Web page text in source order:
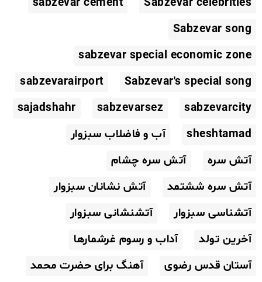
Sabzevar song
sabzevar special economic zone
Sabzevar's special song
sabzevarairport
sabzevarcity
sabzevarsez
sajadshahr
sheshtamad
آب و فاضلاب سبزوار
آتش سره
آتش سره چشام
آتش سره ششتمد
آتش نشانان سبزوار
آتشناسی سبزوار
آتشنشانی سبزوار
آخرین تولد
آداب و رسوم غرشمارها
آستان قدس رضوی
آهنگ برای حضرت محمد